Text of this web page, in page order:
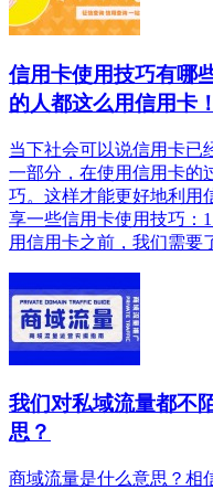
信用卡使用技巧有哪
的人都这么用信用卡！
当下社会可以说信用卡已
一部分，在使用信用卡的
巧。这样才能更好地利用
享一些信用卡使用技巧：
用信用卡之前，我们需要
我们对私域流量都不
思？
商域流量是什么意思？相